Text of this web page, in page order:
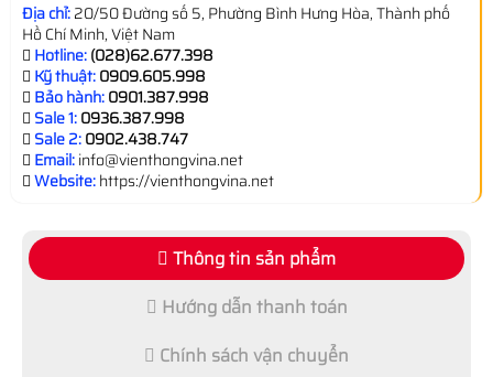
Địa chỉ:20/50 Đường số 5, Phường Bình Hưng Hòa, Thành phố
Hồ Chí Minh, Việt Nam
Hotline:(028)62.677.398
Kỹ thuật:0909.605.998
Bảo hành:0901.387.998
Sale 1:0936.387.998
Sale 2:0902.438.747
Email:info@vienthongvina.net
Website:https://vienthongvina.net
Thông tin sản phẩm
Hướng dẫn thanh toán
Chính sách vận chuyển